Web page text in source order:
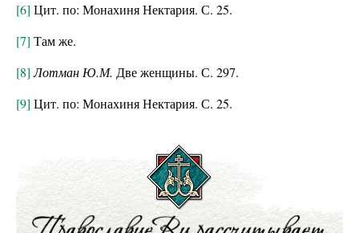
[6] Цит. по: Монахиня Нектария. С. 25.
[7] Там же.
[8] Лотман Ю.М. Две женщины. С. 297.
[9] Цит. по: Монахиня Нектария. С. 25.